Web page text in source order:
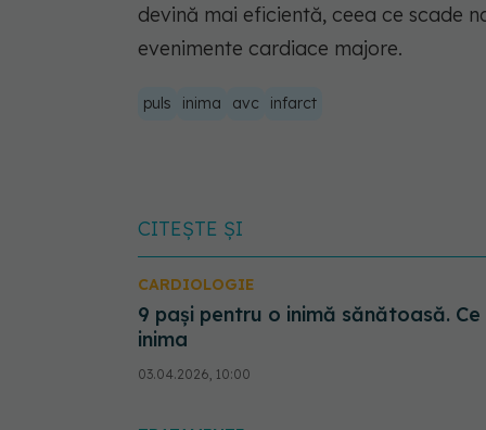
devină mai eficientă, ceea ce scade
evenimente cardiace majore.
puls inima avc infarct
CITEȘTE ȘI
CARDIOLOGIE
9 pași pentru o inimă sănătoasă.
inima
03.04.2026, 10:00